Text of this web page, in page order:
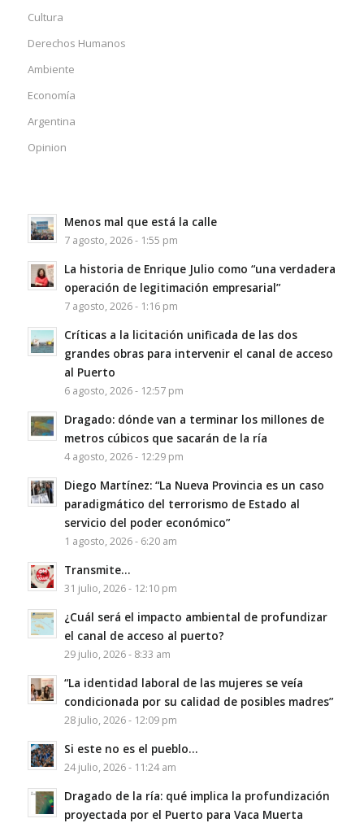
Cultura
Derechos Humanos
Ambiente
Economía
Argentina
Opinion
Menos mal que está la calle
7 agosto, 2026 - 1:55 pm
La historia de Enrique Julio como “una verdadera
operación de legitimación empresarial”
7 agosto, 2026 - 1:16 pm
Críticas a la licitación unificada de las dos
grandes obras para intervenir el canal de acceso
al Puerto
6 agosto, 2026 - 12:57 pm
Dragado: dónde van a terminar los millones de
metros cúbicos que sacarán de la ría
4 agosto, 2026 - 12:29 pm
Diego Martínez: “La Nueva Provincia es un caso
paradigmático del terrorismo de Estado al
servicio del poder económico”
1 agosto, 2026 - 6:20 am
Transmite…
31 julio, 2026 - 12:10 pm
¿Cuál será el impacto ambiental de profundizar
el canal de acceso al puerto?
29 julio, 2026 - 8:33 am
“La identidad laboral de las mujeres se veía
condicionada por su calidad de posibles madres”
28 julio, 2026 - 12:09 pm
Si este no es el pueblo…
24 julio, 2026 - 11:24 am
Dragado de la ría: qué implica la profundización
proyectada por el Puerto para Vaca Muerta